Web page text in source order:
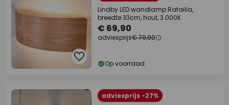
Lindby LED wandlamp Rafailia,
breedte 33cm, hout, 3.000K
€ 69,90
adviesprijs€ 79,90
Op voorraad
adviesprijs -27%